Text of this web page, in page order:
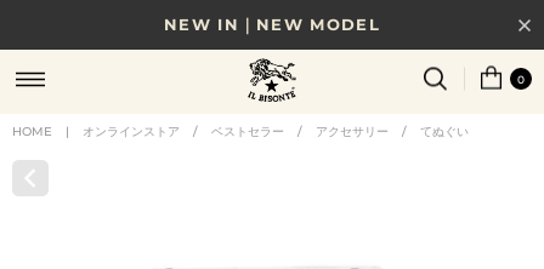
NEW IN｜NEW MODEL
8/17(月)10時まで｜税込11,000円以上で送料無料
贈る相手やシーンから選べる、新しいギフトガイド
0
HOME | オンラインストア / ベストセラー / アクセサリー / てぬぐい